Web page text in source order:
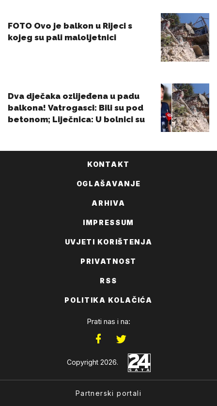
KONTAKT
OGLAŠAVANJE
ARHIVA
IMPRESSUM
UVJETI KORIŠTENJA
PRIVATNOST
RSS
POLITIKA KOLAČIĆA
Prati nas i na:
Copyright 2026.
Partnerski portali